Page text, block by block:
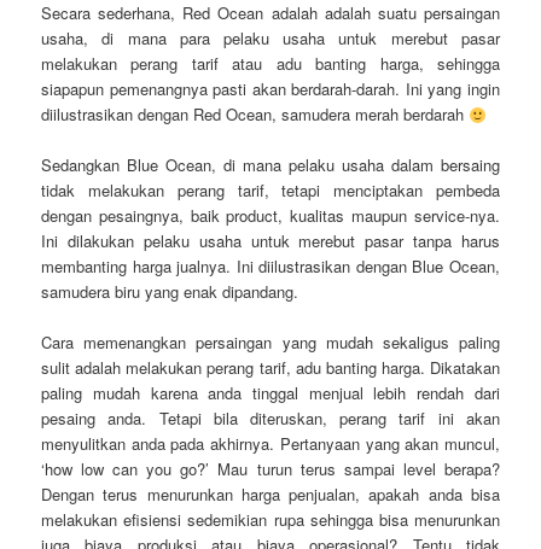
Secara sederhana, Red Ocean adalah adalah suatu persaingan
usaha, di mana para pelaku usaha untuk merebut pasar
melakukan perang tarif atau adu banting harga, sehingga
siapapun pemenangnya pasti akan berdarah-darah. Ini yang ingin
diilustrasikan dengan Red Ocean, samudera merah berdarah
Sedangkan Blue Ocean, di mana pelaku usaha dalam bersaing
tidak melakukan perang tarif, tetapi menciptakan pembeda
dengan pesaingnya, baik product, kualitas maupun service-nya.
Ini dilakukan pelaku usaha untuk merebut pasar tanpa harus
membanting harga jualnya. Ini diilustrasikan dengan Blue Ocean,
samudera biru yang enak dipandang.
Cara memenangkan persaingan yang mudah sekaligus paling
sulit adalah melakukan perang tarif, adu banting harga. Dikatakan
paling mudah karena anda tinggal menjual lebih rendah dari
pesaing anda. Tetapi bila diteruskan, perang tarif ini akan
menyulitkan anda pada akhirnya. Pertanyaan yang akan muncul,
‘how low can you go?’ Mau turun terus sampai level berapa?
Dengan terus menurunkan harga penjualan, apakah anda bisa
melakukan efisiensi sedemikian rupa sehingga bisa menurunkan